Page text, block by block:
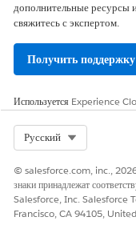
дополнительные ресурсы
свяжитесь с экспертом.
Получить поддержку
Используется Experience
Русский
© salesforce.com, inc., 2026
знаки принадлежат
Salesforce, Inc. Salesforce
Francisco, CA 94105,